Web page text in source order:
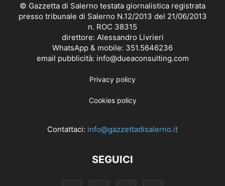
© Gazzetta di Salerno testata giornalistica registrata
presso tribunale di Salerno N.12/2013 del 21/06/2013
n. ROC 38315
direttore: Alessandro Livrieri
WhatsApp & mobile: 351.5646236
email pubblicità: info@dueaconsulting.com
Privacy policy
Cookies policy
Contattaci: info@gazzettadisalerno.it
SEGUICI